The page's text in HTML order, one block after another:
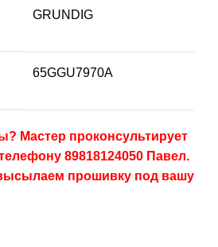
GRUNDIG
65GGU7970A
Мастер проконсультирует
89818124050 Павел.
прошивку под вашу